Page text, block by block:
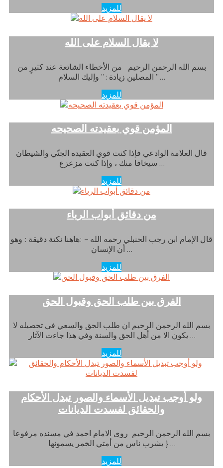
للمزيد
لا يقال السلام على الله
بسم الله الرحمن الرحيم من الأخطاء الشائعة عند كثيرٍ من
المصلين زيادة : ” وإليك السلام ” …
للمزيد
المؤمن قوي بعقيدته الصحيحه
قال العلامة الوادعي فإذا كنت قوي العقيده الجنّي والشيطان
سيخافا منك ، وإذا كنت مزعزع …
للمزيد
من دقائق أبواب الرياء
قال الإمام ابن رجب الحنبلي رحمه الله – :هاهنا نكتة دقيقة : وهو
أن الإنسان …
للمزيد
الفرق بين طلب الحق وقبول الحق
بسم الله الرحمن الرحيم ان طلب الحق والسعي في تحصيله لا
يكون الا من أهل الحق والسنة وفي هذا جاءت الآثار …
للمزيد
ولو أوجب تبديل الأسماء والصور تبدل الأحكام
والحقائق لفسدت الديانات
بسم الله الرحمن الرحيم روى الامام احمد في مسنده مرفوعا
{ يشرب ناس من أمتي الخمر يسمونها …
للمزيد